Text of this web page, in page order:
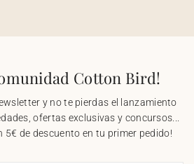
Cotton Bird!
y no te pierdas el lanzamiento
ofertas exclusivas y concursos...
5€ de descuento en tu primer pedido!